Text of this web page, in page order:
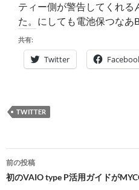
ティー側が警告してくれる
た。にしても電池保つなあ
共有:
Twitter
TWITTER
投
稿
前の投稿
初のVAIO type P活用ガイドが